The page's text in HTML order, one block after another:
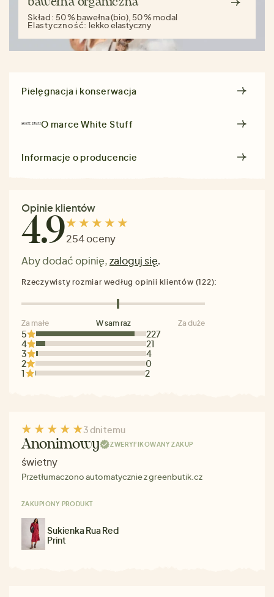
Skład: 50 % bawełna (bio), 50 % modal
Elastyczność: lekko elastyczny
Pielęgnacja i konserwacja
O marceWhite Stuff
Informacje o producencie
Opinie klientów
4.9254 oceny
Aby dodać opinię,zaloguj się.
5
227
4
21
3
4
2
0
1
2
Rzeczywisty rozmiar według opinii klientów (122):
Za małe W sam raz Za duże
3 dni temu
Anonimowy ZWERYFIKOWANY ZAKUP
świetny
Przetłumaczono automatycznie z greenbutik.cz
ZAKUPIONY PRODUKT
Sukienka Rua Red
Print